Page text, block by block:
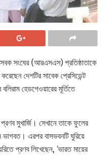
সংঘের (আরএসএস) প্রতিষ্ঠাতাকে
দেশটির সাবেক প্রেসিডেন্ট
হেডগেওয়ারের মূর্তিতে
মুখার্জি। সেখানে তাকে ফুলের
এরপর বাসভবনটি ঘুরিয়ে
প্রণব লিখেছেন, ‘ভারত মায়ের